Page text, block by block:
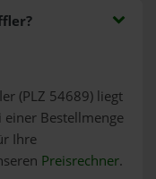
(PLZ 54689) liegt
einer Bestellmenge
Ihre
Preisrechner.